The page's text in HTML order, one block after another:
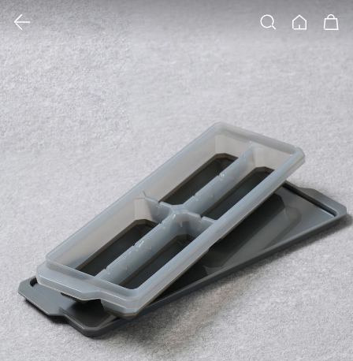
클릭 시 이미지 확대 보기 팝업 열림